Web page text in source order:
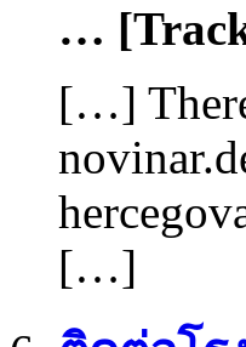
…
[…]
[…]